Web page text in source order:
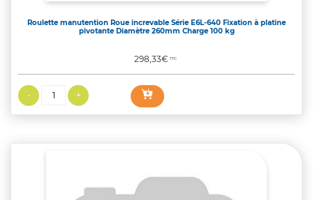
Roulette manutention Roue increvable Série E6L-640 Fixation à platine
pivotante Diamètre 260mm Charge 100 kg
Prix
298,33€TTC